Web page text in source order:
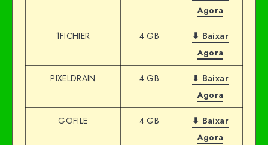
Agora
1FICHIER 4 GB
⬇ Baixar
Agora
PIXELDRAIN 4 GB
⬇ Baixar
Agora
GOFILE 4 GB
⬇ Baixar
Agora